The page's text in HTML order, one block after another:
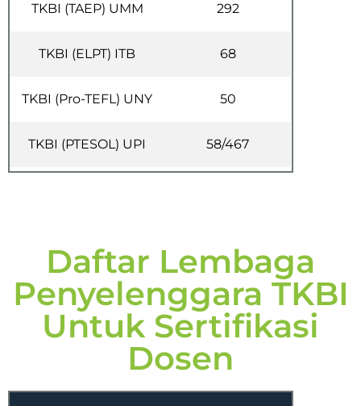
TKBI (TAEP) UMM 292
TKBI (ELPT) ITB 68
TKBI (Pro-TEFL) UNY 50
TKBI (PTESOL) UPI 58/467
Daftar Lembaga
Penyelenggara TKBI
Untuk Sertifikasi
Dosen